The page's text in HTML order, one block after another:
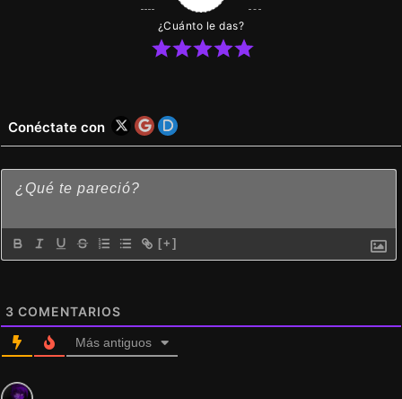
¿Cuánto le das?
Conéctate con
[+]
3 COMENTARIOS
Más antiguos